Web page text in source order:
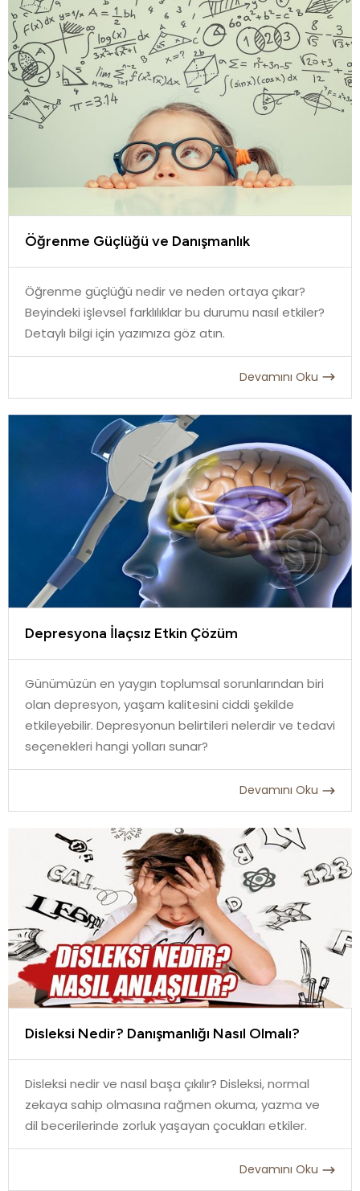
Öğrenme Güçlüğü ve Danışmanlık
Öğrenme güçlüğü nedir ve neden ortaya çıkar?
Beyindeki işlevsel farklılıklar bu durumu nasıl etkiler?
Detaylı bilgi için yazımıza göz atın.
Devamını Oku
Depresyona İlaçsız Etkin Çözüm
Günümüzün en yaygın toplumsal sorunlarından biri
olan depresyon, yaşam kalitesini ciddi şekilde
etkileyebilir. Depresyonun belirtileri nelerdir ve tedavi
seçenekleri hangi yolları sunar?
Devamını Oku
Disleksi Nedir? Danışmanlığı Nasıl Olmalı?
Disleksi nedir ve nasıl başa çıkılır? Disleksi, normal
zekaya sahip olmasına rağmen okuma, yazma ve
dil becerilerinde zorluk yaşayan çocukları etkiler.
Devamını Oku